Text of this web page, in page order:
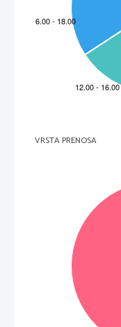
= 0
VRSTA PRENOSA